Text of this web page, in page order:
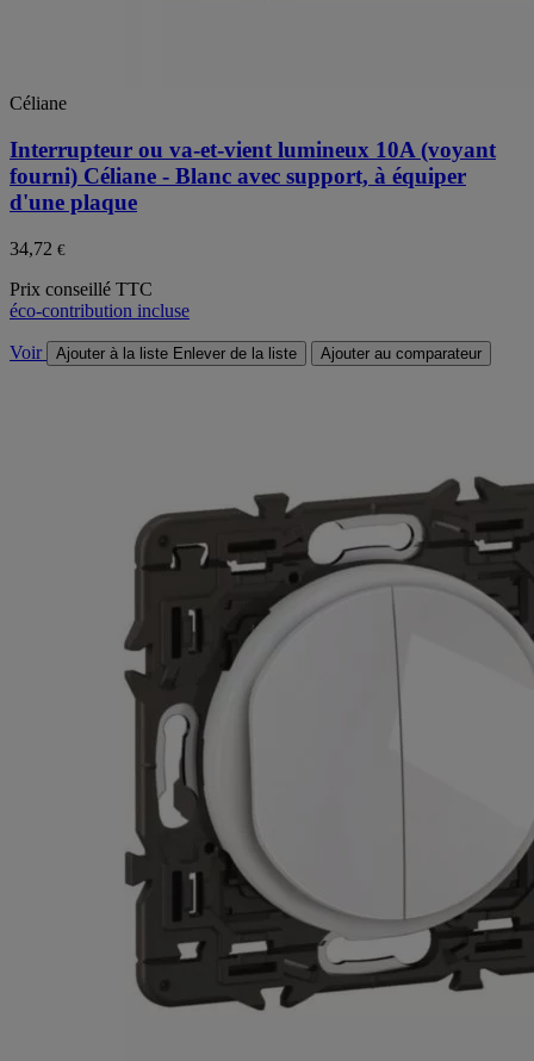
Céliane
Interrupteur ou va-et-vient lumineux 10A (voyant
fourni) Céliane - Blanc avec support, à équiper
d'une plaque
34,72 €
Prix conseillé TTC
éco-contribution incluse
Voir Ajouter à la liste Enlever de la liste Ajouter au comparateur